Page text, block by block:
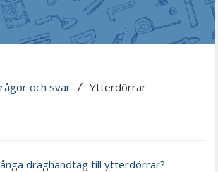
och svar / Ytterdörrar
draghandtag till ytterdörrar?